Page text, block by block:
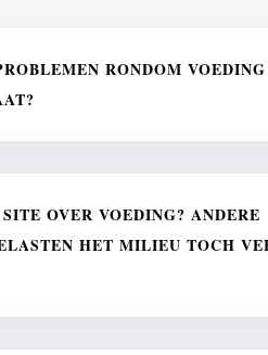
RONDOM
OVER VOEDING? ANDERE
HET MILIEU TOCH